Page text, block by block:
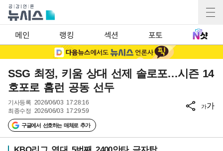
메인 랭킹 섹션 포토
SSG 최정, 키움 상대 선제 솔로포…시즌 14
호포로 홈런 공동 선두
기사등록 2026/06/03 17:28:16
최종수정 2026/06/03 17:29:59
구글에서 선호하는 매체로 추가
가가